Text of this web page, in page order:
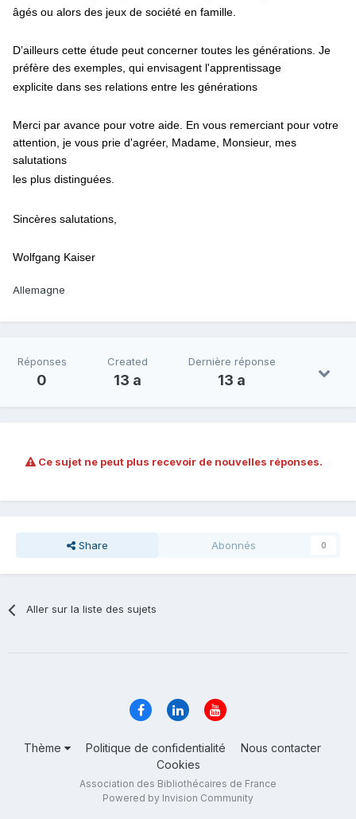
âgés ou alors des jeux de société en famille.
D’ailleurs cette étude peut concerner toutes les générations. Je
préfère des exemples, qui envisagent l'apprentissage
explicite dans ses relations entre les générations
Merci par avance pour votre aide. En vous remerciant pour votre
attention, je vous prie d'agréer, Madame, Monsieur, mes
salutations
les plus distinguées.
Sincères salutations,
Wolfgang Kaiser
Allemagne
Réponses
0
Created
13 a
Dernière réponse
13 a
Ce sujet ne peut plus recevoir de nouvelles réponses.
Share Abonnés 0
Aller sur la liste des sujets
Thème Politique de confidentialité
Nous contacter
Cookies
Association des Bibliothécaires de France
Powered by Invision Community